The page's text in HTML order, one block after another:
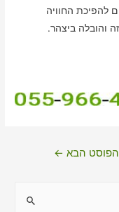
להפיכת החוויה
והובלה ביצהר.
הפוסט הבא ←